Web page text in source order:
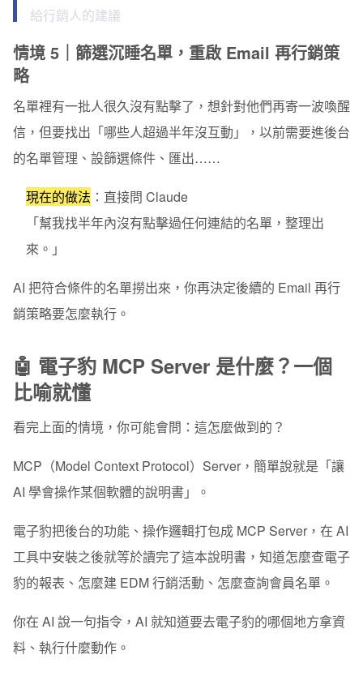
給行銷人的建議
情境 5｜篩選沉睡名單，重啟 Email 再行銷策
略
名單裡有一批人很久沒有點擊了，想針對他們再寄一波喚醒
信，但要找出「哪些人超過半年沒互動」，以前需要進後台
的名單管理、設篩選條件、匯出……
現在的做法 ：直接問 Claude
「幫我找半年內沒有點擊過任何連結的名單，整理出
來。」
AI 把符合條件的名單撈出來，你再決定後續的 Email 再行
銷策略要怎麼執行。
🤖 電子豹 MCP Server 是什麼？一個
比喻就懂
看完上面的情境，你可能會問：這怎麼做到的？
MCP（Model Context Protocol）Server，簡單說就是 「讓
AI 學會操作某個軟體的說明書」
。
電子豹把後台的功能、操作邏輯打包成 MCP Server，在 AI
工具中安裝之後就等於讀完了這本說明書，知道怎麼查電子
豹的報表、怎麼建 EDM 行銷活動、怎麼查詢會員名單。
你在 AI 說一句指令，AI 就知道要去電子豹的哪個地方拿資
料、執行什麼動作。